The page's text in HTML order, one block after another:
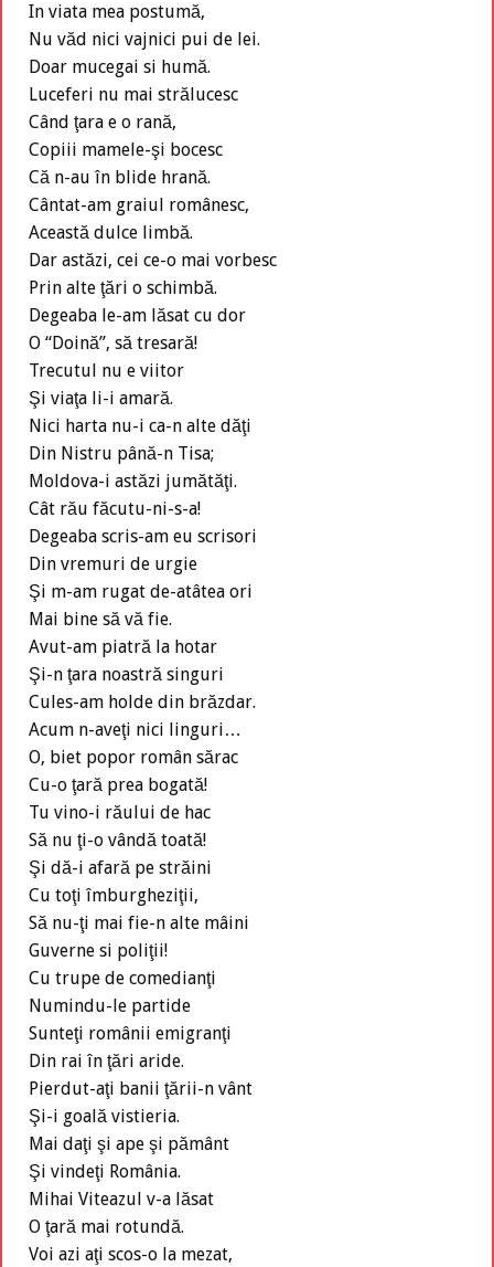
In viata mea postumă,
Nu văd nici vajnici pui de lei.
Doar mucegai si humă.
Luceferi nu mai strălucesc
Când ţara e o rană,
Copiii mamele-şi bocesc
Că n-au în blide hrană.
Cântat-am graiul românesc,
Această dulce limbă.
Dar astăzi, cei ce-o mai vorbesc
Prin alte ţări o schimbă.
Degeaba le-am lăsat cu dor
O “Doină”, să tresară!
Trecutul nu e viitor
Şi viaţa li-i amară.
Nici harta nu-i ca-n alte dăţi
Din Nistru până-n Tisa;
Moldova-i astăzi jumătăţi.
Cât rău făcutu-ni-s-a!
Degeaba scris-am eu scrisori
Din vremuri de urgie
Şi m-am rugat de-atâtea ori
Mai bine să vă fie.
Avut-am piatră la hotar
Şi-n ţara noastră singuri
Cules-am holde din brăzdar.
Acum n-aveţi nici linguri…
O, biet popor român sărac
Cu-o ţară prea bogată!
Tu vino-i răului de hac
Să nu ţi-o vândă toată!
Şi dă-i afară pe străini
Cu toţi îmburgheziţii,
Să nu-ţi mai fie-n alte mâini
Guverne si poliţii!
Cu trupe de comedianţi
Numindu-le partide
Sunteţi românii emigranţi
Din rai în ţări aride.
Pierdut-aţi banii ţării-n vânt
Şi-i goală vistieria.
Mai daţi şi ape şi pământ
Şi vindeţi România.
Mihai Viteazul v-a lăsat
O ţară mai rotundă.
Voi azi aţi scos-o la mezat,